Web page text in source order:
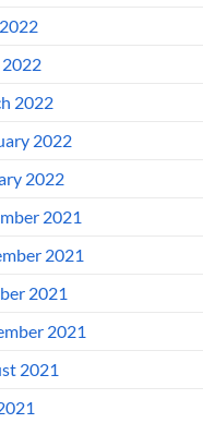
2022
2022
2022
2021
2021
2021
2021
2021